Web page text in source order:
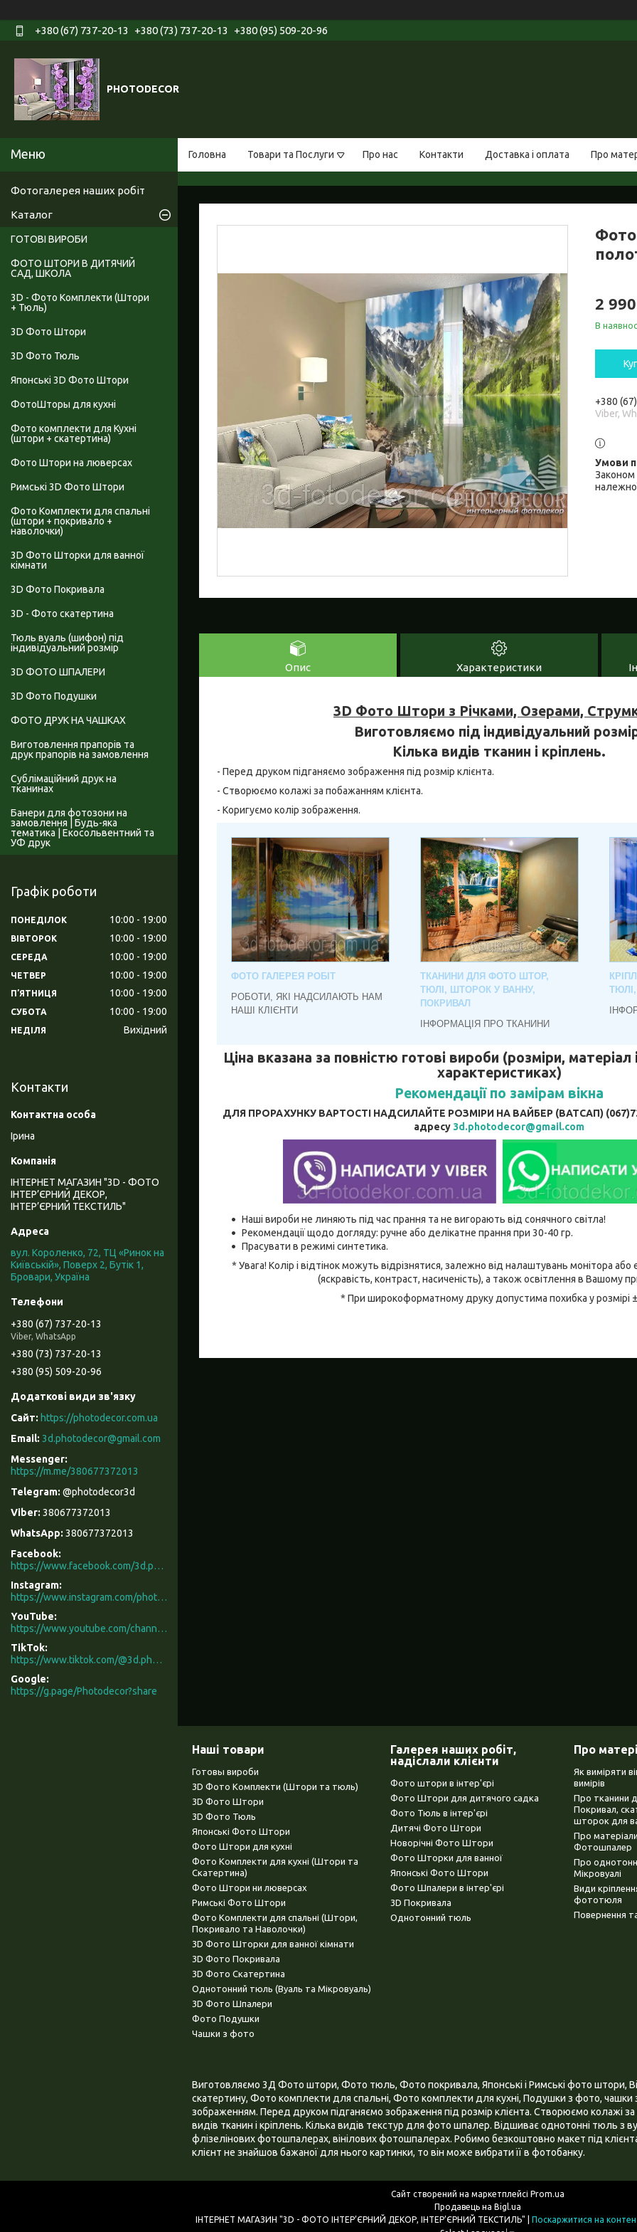
+380 (67) 737-20-13 +380 (73) 737-20-13 +380 (95) 509-20-96
PHOTODECOR
Головна Товари та Послуги Про нас Контакти Доставка і оплата Про
2
В
+380
Viber,
Законом
Опис Характеристики
3D Фото Штори з Річками, Озерами,
Виготовляємо під індивідуальний
Кілька видів тканин і кріплень.
- Перед друком підганяємо зображення під розмір клієнта.
- Створюємо колажі за побажанням клієнта.
- Коригуємо колір зображення.
ФОТО ГАЛЕРЕЯ РОБІТ
РОБОТИ, ЯКІ НАДСИЛАЮТЬ НАМ
НАШІ КЛІЄНТИ
ТКАНИНИ ДЛЯ ФОТО ШТОР,
ТЮЛІ, ШТОРОК У ВАННУ,
ПОКРИВАЛ
ІНФОРМАЦІЯ ПРО ТКАНИНИ
Ціна вказана за повністю готові вироби (розміри, матеріал
характеристиках)
Рекомендації по замірам вікна
ДЛЯ ПРОРАХУНКУ ВАРТОСТІ НАДСИЛАЙТЕ РОЗМІРИ НА ВАЙБЕР (ВАТСАП)
адресу 3d.photodecor@gmail.com
Наші вироби не линяють під час прання та не вигорають від сонячного світла!
Рекомендації щодо догляду: ручне або делікатне прання при 30-40 гр.
Прасувати в режимі синтетика.
* Увага! Колір і відтінок можуть відрізнятися, залежно від налаштувань монітора
(яскравість, контраст, насиченість), а також освітлення в Вашому
* При широкоформатному друку допустима похибка у розмірі
Фотогалерея наших робіт
Каталог
ГОТОВІ ВИРОБИ
ФОТО ШТОРИ В ДИТЯЧИЙ
САД, ШКОЛА
3D - Фото Комплекти (Штори
+ Тюль)
3D Фото Штори
3D Фото Тюль
Японські 3D Фото Штори
ФотоШторы для кухні
Фото комплекти для Кухні
(штори + скатертина)
Фото Штори на люверсах
Римські 3D Фото Штори
Фото Комплекти для спальні
(штори + покривало +
наволочки)
3D Фото Шторки для ванної
кімнати
3D Фото Покривала
3D - Фото скатертина
Тюль вуаль (шифон) під
індивідуальний розмір
3D ФОТО ШПАЛЕРИ
3D Фото Подушки
ФОТО ДРУК НА ЧАШКАХ
Виготовлення прапорів та
друк прапорів на замовлення
Сублімаційний друк на
тканинах
Банери для фотозони на
замовлення | Будь-яка
тематика | Екосольвентний та
УФ друк
Графік роботи
ПОНЕДІЛОК 10:00 19:00
ВІВТОРОК 10:00 19:00
СЕРЕДА 10:00 19:00
ЧЕТВЕР 10:00 19:00
ПʼЯТНИЦЯ 10:00 19:00
СУБОТА 10:00 19:00
НЕДІЛЯ Вихідний
Контакти
Ірина
ІНТЕРНЕТ МАГАЗИН "3D - ФОТО
ІНТЕР’ЄРНИЙ ДЕКОР,
ІНТЕР’ЄРНИЙ ТЕКСТИЛЬ"
вул. Короленко, 72, ТЦ «Ринок на
Київській», Поверх 2, Бутік 1,
Бровари, Україна
+380 (67) 737-20-13
Viber, WhatsApp
+380 (73) 737-20-13
+380 (95) 509-20-96
https://photodecor.com.ua
3d.photodecor@gmail.com
https://m.me/380677372013
@photodecor3d
380677372013
380677372013
Facebook
https://www.facebook.com/3d.photodecor/
Instagram
https://www.instagram.com/photodecor.com.ua/
YouTube
https://www.youtube.com/channel/UCXCUerfqRY1Pw7-IptdbqyA/videos
TikTok
https://www.tiktok.com/@3d.photodecor?is_from_webapp=1&sender_device=pc
Google
https://g.page/Photodecor?share
Наші товари
Готовы вироби
3D Фото Комплекти (Штори та тюль)
3D Фото Штори
3D Фото Тюль
Японські Фото Штори
Фото Штори для кухні
Фото Комплекти для кухні (Штори та
Скатертина)
Фото Штори ни люверсах
Римські Фото Штори
Фото Комплекти для спальні (Штори,
Покривало та Наволочки)
3D Фото Шторки для ванної кімнати
3D Фото Покривала
3D Фото Скатертина
Однотонний тюль (Вуаль та Мікровуаль)
3D Фото Шпалери
Фото Подушки
Чашки з фото
Галерея наших робіт,
надіслали клієнти
Фото штори в інтер'єрі
Фото Штори для дитячого садка
Фото Тюль в інтер'єрі
Дитячі Фото Штори
Новорічні Фото Штори
Фото Шторки для ванної
Японські Фото Штори
Фото Шпалери в інтер'єрі
3D Покривала
Однотонний тюль
Про
Як виміряти
вимірів
Про тканини
Покривал,
шторок для
Про
Фотошпалер
Про
Мікровуалі
Види
фототюля
Повернення
Виготовляємо 3Д Фото штори, Фото тюль, Фото покривала, Японські і Римські фото штори,
скатертину, Фото комплекти для спальні, Фото комплекти для кухні, Подушки з фото, чашки
зображенням. Перед друком підганяємо зображення під розмір клієнта. Створюємо колажі
видів тканин і кріплень. Кілька видів текстур для фото шпалер. Відшиває однотонні тюль з
флізелінових фотошпалерах, вінілових фотошпалерах. Робимо безкоштовно макет під
клієнт не знайшов бажаної для нього картинки, то він може вибрати її в фотобанку.
Сайт створений на маркетплейсі Prom.ua
Продавець на Bigl.ua
Поскаржитися на